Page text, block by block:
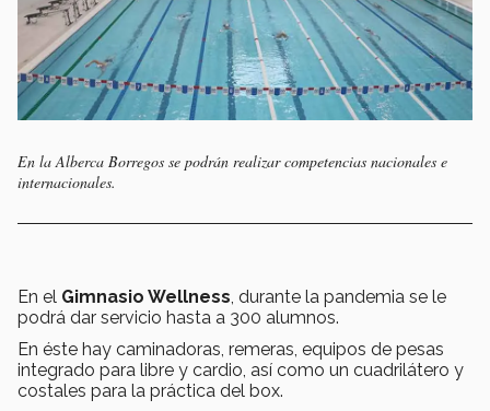
En la Alberca Borregos se podrán realizar competencias nacionales e
internacionales.
En el Gimnasio Wellness, durante la pandemia se le
podrá dar servicio hasta a 300 alumnos.
En éste hay caminadoras, remeras, equipos de pesas
integrado para libre y cardio, así como un cuadrilátero y
costales para la práctica del box.